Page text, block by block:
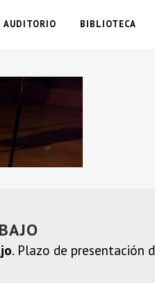
AUDITORIO BIBLIOTECA
. Plazo de presentación